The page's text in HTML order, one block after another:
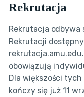
Rekrutacja
Rekrutacja odbywa
Rekrutacji
obowiązują
Dla większości tych
kończy się już 11